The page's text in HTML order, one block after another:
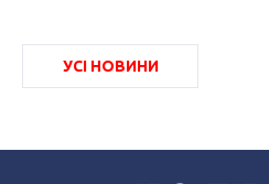
УСІ НОВИНИ